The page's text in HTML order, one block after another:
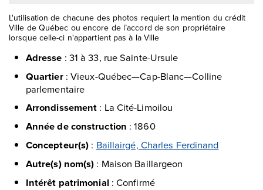
L'utilisation de chacune des photos requiert la mention du crédit
Ville de Québec ou encore de l’accord de son propriétaire
lorsque celle-ci n'appartient pas à la Ville
Adresse : 31 à 33, rue Sainte-Ursule
Quartier: Vieux-Québec—Cap-Blanc—Colline
parlementaire
Arrondissement : La Cité-Limoilou
Année de construction :1860
Concepteur(s) : Baillairgé, Charles Ferdinand
Autre(s) nom(s) : Maison Baillargeon
Intérêt patrimonial:Confirmé